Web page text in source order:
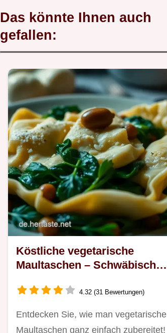
Das könnte Ihnen auch
gefallen:
Köstliche vegetarische
Maultaschen – Schwäbischer
4.32 (31 Bewertungen)
Entdecken Sie, wie man vegetarische
Maultaschen ganz einfach zubereitet!